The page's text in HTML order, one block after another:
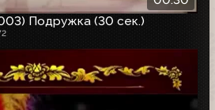
Подружка (30 сек.)